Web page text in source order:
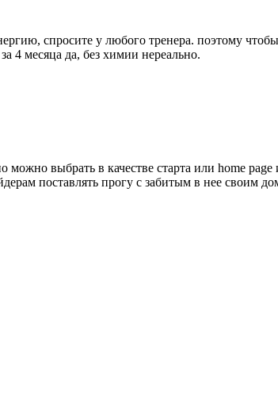
спросите у любого тренера. поэтому
4 месяца да, без химии нереально.
можно выбрать в качестве старта или home
поставлять прогу с забитым в нее своим